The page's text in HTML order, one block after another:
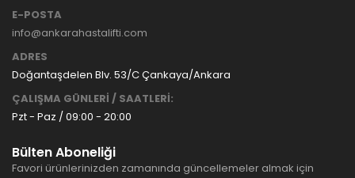
KİRALAMA
KARYOLASI
Yatak
Hasta
Yatağı
E-POSTA
info@ankarahastalifti.com
ADRES
Doğantaşdelen Blv. 53/C Çankaya/Ankara
ÇALIŞMA GÜNLERİ / SAATLERİ:
Pzt - Paz / 09:00 - 20:00
Bülten Aboneliği
Favori ürünlerinizden zamanında güncellemeler almak için